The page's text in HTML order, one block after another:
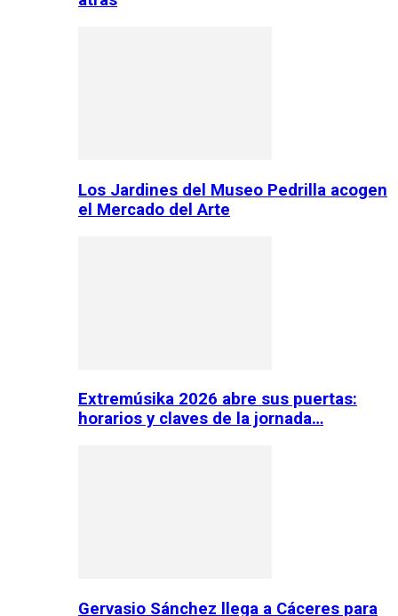
Los Jardines del Museo Pedrilla acogen
el Mercado del Arte
Extremúsika 2026 abre sus puertas:
horarios y claves de la jornada…
Gervasio Sánchez llega a Cáceres para